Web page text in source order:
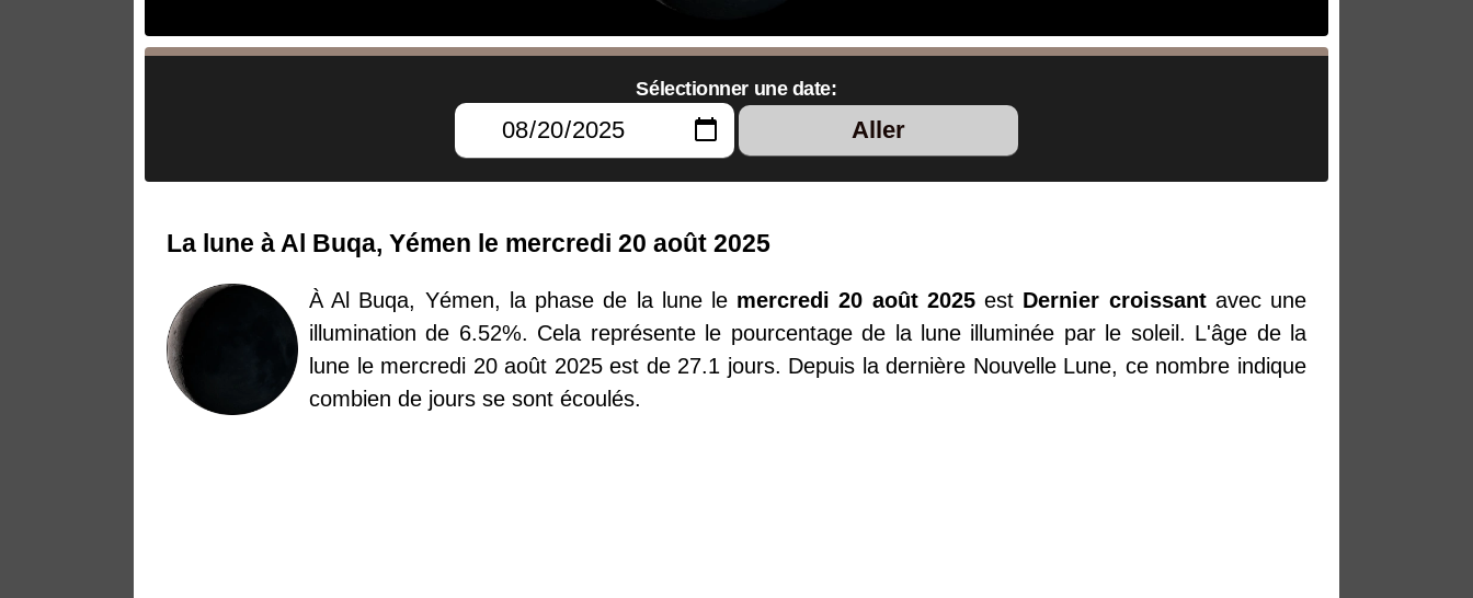
Sélectionner une date:
Aller
La lune à Al Buqa, Yémen le mercredi 20 août 2025
À Al Buqa, Yémen, la phase de la lune le mercredi 20 août 2025est Dernier croissantavec une
illumination de 6.52%. Cela représente le pourcentage de la lune illuminée par le soleil. L'âge de la
lune le mercredi 20 août 2025 est de 27.1 jours. Depuis la dernière Nouvelle Lune, ce nombre indique
combien de jours se sont écoulés.